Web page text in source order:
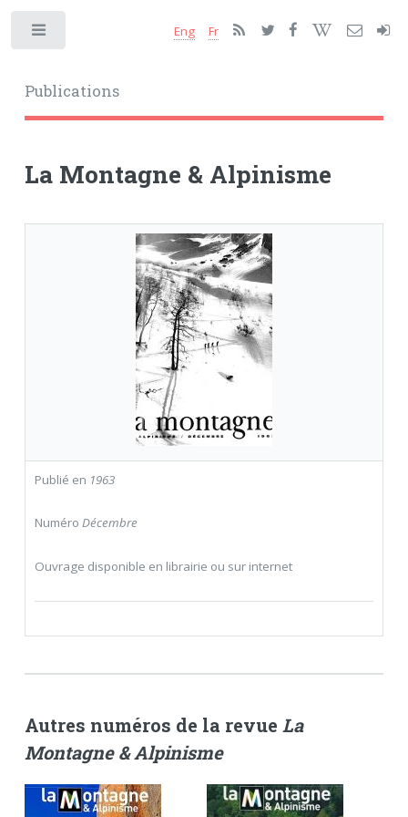
Publications
Eng Fr
La Montagne & Alpinisme
Publié en 1963
Numéro Décembre
Ouvrage disponible en librairie ou sur internet
Autres numéros de la revue La
Montagne & Alpinisme